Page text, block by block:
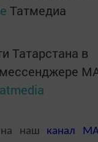
Татмедиа
Татарстана в
на наш канал